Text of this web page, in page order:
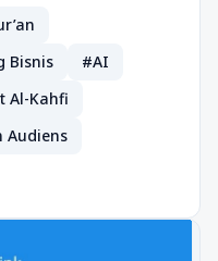
Bisnis
#AI
Al-Kahfi
Audiens